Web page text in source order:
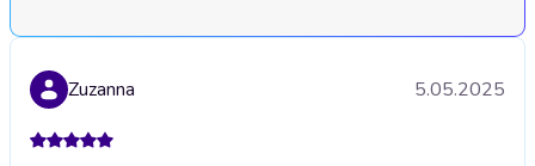
Zuzanna 5.05.2025